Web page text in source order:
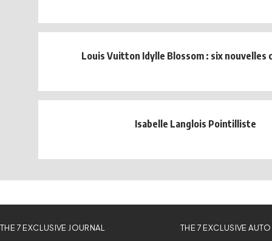
Louis Vuitton Idylle Blossom : six nouvelles
Isabelle Langlois Pointilliste
THE 7 EXCLUSIVE JOURNAL THE 7 EXCLUSIVE AUTO